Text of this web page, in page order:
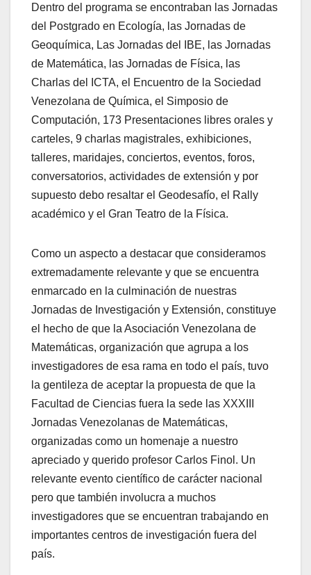
Dentro del programa se encontraban las Jornadas
del Postgrado en Ecología, las Jornadas de
Geoquímica, Las Jornadas del IBE, las Jornadas
de Matemática, las Jornadas de Física, las
Charlas del ICTA, el Encuentro de la Sociedad
Venezolana de Química, el Simposio de
Computación, 173 Presentaciones libres orales y
carteles, 9 charlas magistrales, exhibiciones,
talleres, maridajes, conciertos, eventos, foros,
conversatorios, actividades de extensión y por
supuesto debo resaltar el Geodesafío, el Rally
académico y el Gran Teatro de la Física.
Como un aspecto a destacar que consideramos
extremadamente relevante y que se encuentra
enmarcado en la culminación de nuestras
Jornadas de Investigación y Extensión, constituye
el hecho de que la Asociación Venezolana de
Matemáticas, organización que agrupa a los
investigadores de esa rama en todo el país, tuvo
la gentileza de aceptar la propuesta de que la
Facultad de Ciencias fuera la sede las XXXIII
Jornadas Venezolanas de Matemáticas,
organizadas como un homenaje a nuestro
apreciado y querido profesor Carlos Finol. Un
relevante evento científico de carácter nacional
pero que también involucra a muchos
investigadores que se encuentran trabajando en
importantes centros de investigación fuera del
país.